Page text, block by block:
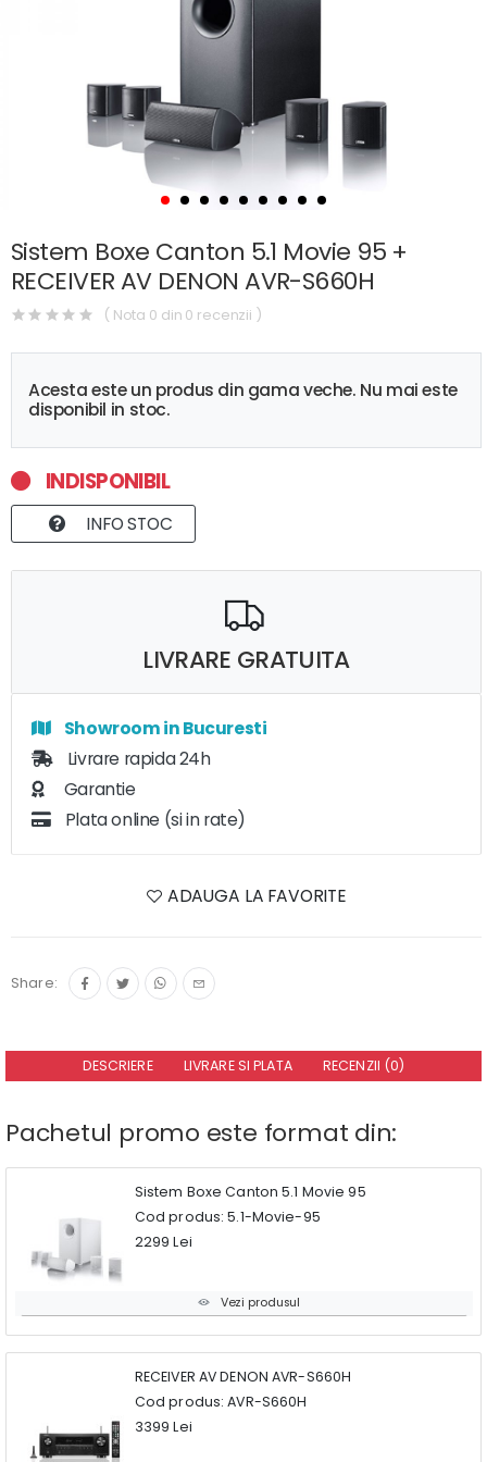
Sistem Boxe Canton 5.1 Movie 95 +
RECEIVER AV DENON AVR-S660H
( Nota 0 din 0 recenzii )
Acesta este un produs din gama veche. Nu mai este
disponibil in stoc.
INDISPONIBIL
INFO STOC
LIVRARE GRATUITA
Showroom in Bucuresti
Livrare rapida 24h
Garantie
Plata online (si in rate)
ADAUGA LA FAVORITE
Share:
DESCRIERE LIVRARE SI PLATA RECENZII (0)
Pachetul promo este format din:
Sistem Boxe Canton 5.1 Movie 95
Cod produs: 5.1-Movie-95
2299 Lei
Vezi produsul
RECEIVER AV DENON AVR-S660H
Cod produs: AVR-S660H
3399 Lei